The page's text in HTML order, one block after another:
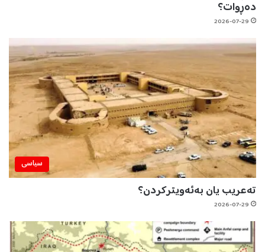
دەڕوات؟
2026-07-29
سیاسی
تەعریب یان بەئەویترکردن؟
2026-07-29